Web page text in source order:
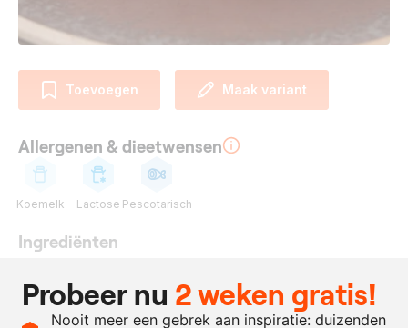
Toevoegen Maak variant
Allergenen & dieetwensen
Koemelk Lactose Pescotarisch
Ingrediënten
500
gram
yoghurt
Probeer nu 2 weken gratis!
Nooit meer een gebrek aan inspiratie: duizenden